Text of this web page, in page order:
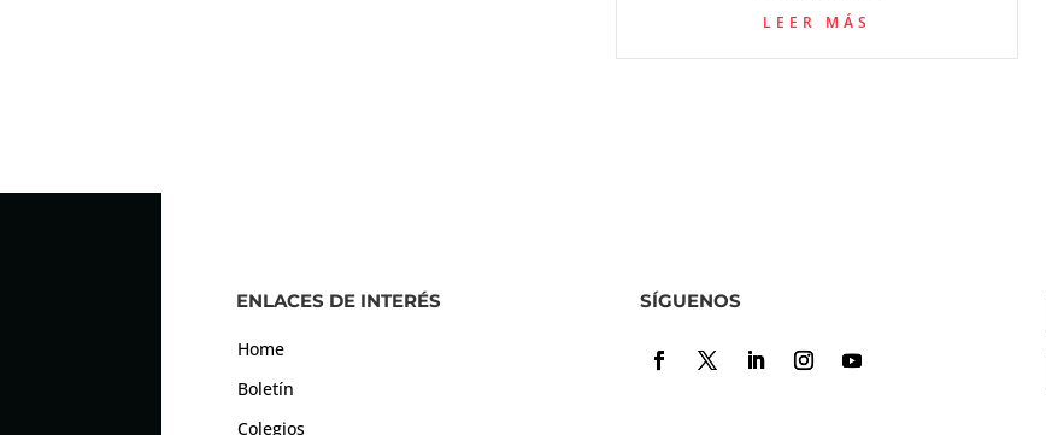
LEER MÁS
ENLACES DE INTERÉS
Home
Boletín
Colegios
SÍGUENOS